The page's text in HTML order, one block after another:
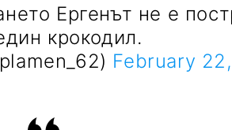
Ергенът не е
крокодил.
February